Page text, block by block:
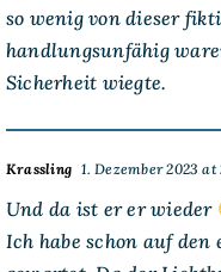
so wenig von dieser
handlungsunfähig
Sicherheit wiegte.
Krassling 1. Dezember 2023 at
Und da ist er er wieder
Ich habe schon auf